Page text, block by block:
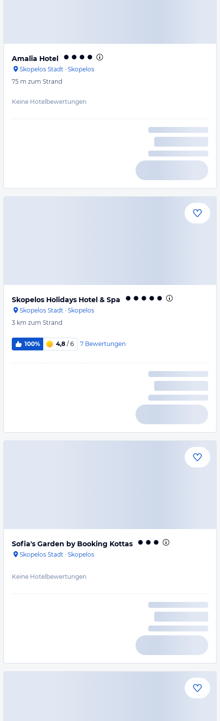
Amalia Hotel
Skopelos Stadt · Skopelos
75 m zum Strand
Keine Hotelbewertungen
Skopelos Holidays Hotel & Spa
Skopelos Stadt · Skopelos
3 km zum Strand
100% 4,8 / 6 7 Bewertungen
Sofia's Garden by Booking Kottas
Skopelos Stadt · Skopelos
Keine Hotelbewertungen